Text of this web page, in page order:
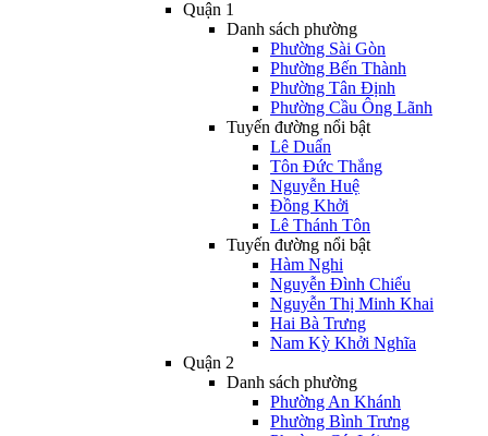
Quận 1
Danh sách phường
Phường Sài Gòn
Phường Bến Thành
Phường Tân Định
Phường Cầu Ông Lãnh
Tuyến đường nổi bật
Lê Duẩn
Tôn Đức Thắng
Nguyễn Huệ
Đồng Khởi
Lê Thánh Tôn
Tuyến đường nổi bật
Hàm Nghi
Nguyễn Đình Chiểu
Nguyễn Thị Minh Khai
Hai Bà Trưng
Nam Kỳ Khởi Nghĩa
Quận 2
Danh sách phường
Phường An Khánh
Phường Bình Trưng